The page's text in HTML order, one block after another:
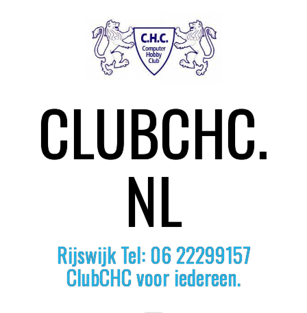
CLUBCHC.
NL
Rijswijk Tel: 06 22299157
ClubCHC voor iedereen.